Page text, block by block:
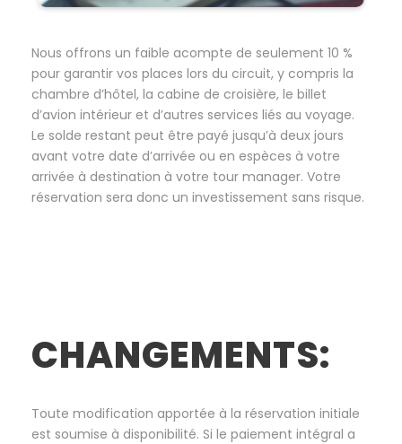
Nous offrons un faible acompte de seulement 10 %
pour garantir vos places lors du circuit, y compris la
chambre d’hôtel, la cabine de croisière, le billet
d’avion intérieur et d’autres services liés au voyage.
Le solde restant peut être payé jusqu’à deux jours
avant votre date d’arrivée ou en espèces à votre
arrivée à destination à votre tour manager. Votre
réservation sera donc un investissement sans risque.
CHANGEMENTS:
Toute modification apportée à la réservation initiale
est soumise à disponibilité. Si le paiement intégral a